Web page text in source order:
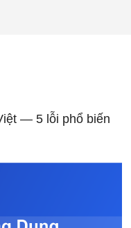
lực cá
đại AI
— 5 lỗi phổ biến